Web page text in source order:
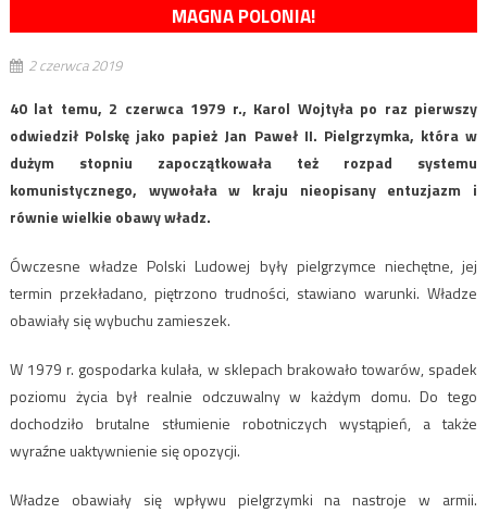
MAGNA POLONIA!
2 czerwca 2019
40 lat temu, 2 czerwca 1979 r., Karol Wojtyła po raz pierwszy
odwiedził Polskę jako papież Jan Paweł II. Pielgrzymka, która w
dużym stopniu zapoczątkowała też rozpad systemu
komunistycznego, wywołała w kraju nieopisany entuzjazm i
równie wielkie obawy władz.
Ówczesne władze Polski Ludowej były pielgrzymce niechętne, jej
termin przekładano, piętrzono trudności, stawiano warunki. Władze
obawiały się wybuchu zamieszek.
W 1979 r. gospodarka kulała, w sklepach brakowało towarów, spadek
poziomu życia był realnie odczuwalny w każdym domu. Do tego
dochodziło brutalne stłumienie robotniczych wystąpień, a także
wyraźne uaktywnienie się opozycji.
Władze obawiały się wpływu pielgrzymki na nastroje w armii.